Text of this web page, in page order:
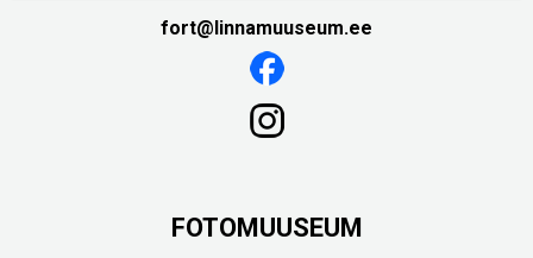
fort@linnamuuseum.ee
FOTOMUUSEUM